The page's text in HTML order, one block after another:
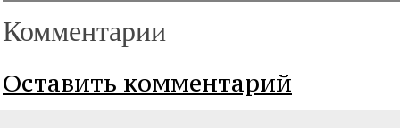
Комментарии
Оставить комментарий